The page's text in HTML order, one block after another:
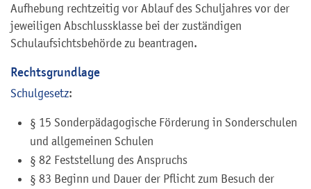
Aufhebung rechtzeitig vor Ablauf des Schuljahres vor der
jeweiligen Abschlussklasse bei der zuständigen
Schulaufsichtsbehörde zu beantragen.
Rechtsgrundlage
Schulgesetz:
§ 15 Sonderpädagogische Förderung in Sonderschulen
und allgemeinen Schulen
§ 82 Feststellung des Anspruchs
§ 83 Beginn und Dauer der Pflicht zum Besuch der